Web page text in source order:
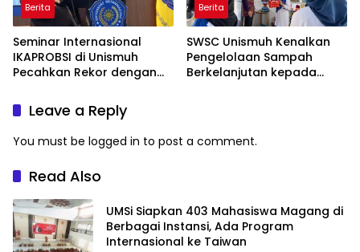
Berita
Seminar Internasional
IKAPROBSI di Unismuh
Pecahkan Rekor dengan
Berita
SWSC Unismuh Kenalkan
Pengelolaan Sampah
Berkelanjutan kepada
Leave a Reply
You must be logged in to post a comment.
Read Also
UMSi Siapkan 403 Mahasiswa Magang di
Berbagai Instansi, Ada Program
Internasional ke Taiwan